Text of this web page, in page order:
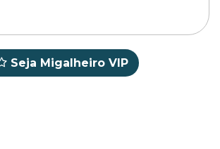
Seja Migalheiro VIP